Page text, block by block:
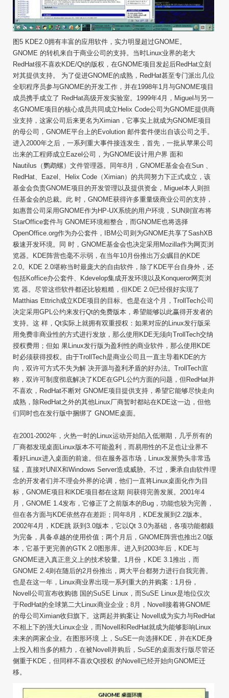
图5 KDE2.0拥有丰富的应用软件，实力明显超过GNOME。
GNOME 的转机来自于商业公司的支持。当时Linux业界的老大
RedHat很不喜欢KDE/Qt的版权，在GNOME项目发起后RedHat立刻
对其提供支持。 为了促进GNOME的成熟，RedHat甚至专门派出几位
全职程序员参与GNOME的开发工作，并在1998年1月与GNOME项目
成员携手成立了 RedHat高级开发实验室。1999年4月，Miguel与另一
名GNOME项目的核心成员共同成立Helix Code公司为GNOME提供商
业支持，这家公司后来更名为Ximian，它事实上就成为GNOME项目
的母公司，GNOME平台上的Evolution 邮件套件便出自该公司之手。
进入2000年之后，一系列重大事件接连发生，首先，一批从苹果公司
出来的工程师成立Eazel公司，为GNOME设计用户界 面和
Nautilus（鹦鹉螺）文件管理器。同年8月，GNOME基金会在Sun 、
RedHat、Eazel、Helix Code（Ximian）的共同努力下正式成立，该
基金会负责GNOME项目的开发管理以及提供资金，Miguel本人则担
任基金会的总裁。此 时，GNOME获得许多重量级商业公司的支持，
如惠普公司采用GNOME作为HP-UX系统的用户环境，SUN则宣布将
StarOffice套件与 GNOME环境相整合，而GNOME也将选择
OpenOffice.org作为办公套件，IBM公司则为GNOME共享了SashXB
极速开发环境。同 时，GNOME基金会也决定采用Mozilla作为网页浏
览器。KDE阵营也毫不示弱，在当年10月份推出万众瞩目的KDE
2.0。KDE 2.0堪称当时最庞大的自由软件，除了KDE平台自身外，还
包括Koffice办公套件、Kdevelop集成开发环境以及Konqueror网页浏
览 器。尽管这些软件都还比较粗糙，但KDE 2.0已经很好实现了
Matthias Ettrich成立KDE项目的目标。也是在这个月，TrollTech公司
决定采用GPL公约来发行Qt的免费版本，希望能够以此赢得开发者的
支持。这 样，Qt实际上就拥有双重授权：如果对应的Linux发行版采
用免费非商业性的方式进行发放，那么使用KDE无须向TrollTech交纳
授权费用；但如 果Linux发行版为盈利性的商业软件，那么使用KDE
时必须获得授权。由于TrollTech是商业公司且一直主导着KDE的方
向，双许可方式不失为解 决开源与盈利矛盾的好办法。TrollTech宣
称，双许可制度彻底解决了KDE在GPL公约方面的问题，但RedHat并
不喜欢，RedHat不断对 GNOME项目提供支持，希望它能够尽快走向
成熟，除RedHat之外的其他Linux厂商暂时都站在KDE这一边，但他
们同时也在发行版中捆绑了 GNOME桌面。
在2001-2002年，火热一时的Linux运动开始陷入低潮期，几乎所有的
厂商都发现桌面Linux版本不可能盈利，而易用性的不足也让业界不
看好Linux进入桌面的前途。但在服务器市场，Linux发展势头非常迅
猛，直接对UNIX和Windows Server造成威胁。不过，秉承自由软件理
念的开发者们并不理会外界的论调，他们一直将Linux桌面化作为目
标，GNOME项目和KDE项目都在这期 间获得完善发展。2001年4
月，GNOME 1.4发布，它修正了之前版本的Bug，功能也较为完善，
但在各方面与KDE依然存在差距；同年8月，KDE发展到2.2版本。
2002年4月，KDE跳 跃到3.0版本，它以Qt 3.0为基础，各项功能都颇
为完备，具备卓越的使用价值；两个月后，GNOME阵营也推出2.0版
本，它基于更完善的GTK 2.0图形库。进入到2003年后，KDE与
GNOME进入真正意义上的技术较量。1月份，KDE 3.1推出，而
GNOME 2.4则在随后的2月份推出，两大平台都努力进行自我完善。
也是在这一年，Linux商业界出现一系列重大的并购案：1月份，
Novell公司宣布收购德 国的SuSE Linux，而SuSE Linux是地位仅次
于RedHat的全球第二大Linux商业企业；8月，Novell接着将GNOME
的母公司Ximian收归旗下。这两起并购案让 Novell成为实力与RedHat
不相上下的强大Linux企业，而Novell和RedHat就成为能够影响Linux
未来的两家企业。在图形环境 上，SuSE一向选择KDE，并在KDE身
上投入相当多的精力，在被Novell并购后，SuSE的桌面发行版尽管还
侧重于KDE，但同样不喜欢Qt授权 的Novell已经开始向GNOME迁
移。